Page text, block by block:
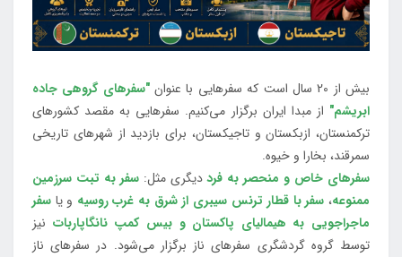
بیش از 20 سال است که سفرهایی با عنوان
"سفرهای گروهی جاده
ابریشم" از مبدا ایران برگزار می‌کنیم. سفرهایی به مقصد کشورهای
ترکمنستان، ازبکستان و تاجیکستان، برای بازدید از شهرهای تاریخی
سمرقند، بخارا و خیوه.
سفرهای خاص و منحصر به فرددیگری مثل:سفر به تبت سرزمین
ممنوعه، سفر با قطار ترنس سیبری از شرق به غرب روسیه و یا سفر
ماجراجویی به هیمالیای پاکستان و بیس کمپ نانگاپاربات نیز
توسط گروه گردشگری سفرهای ناز برگزار می‌شود. در سفرهای ناز